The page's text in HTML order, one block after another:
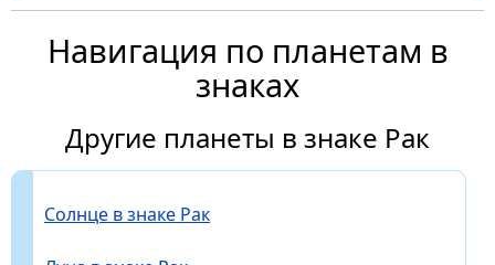
Навигация по планетам в
знаках
Другие планеты в знаке Рак
Солнце в знаке Рак